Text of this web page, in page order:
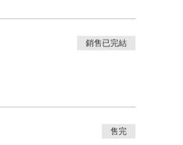
銷售已完結
售完